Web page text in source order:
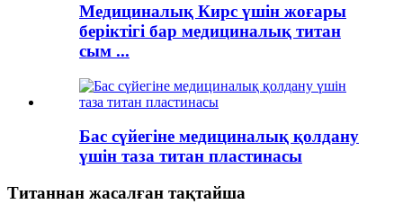
Медициналық Кирс үшін жоғары
беріктігі бар медициналық титан
сым ...
Бас сүйегіне медициналық қолдану
үшін таза титан пластинасы
Титаннан жасалған тақтайша